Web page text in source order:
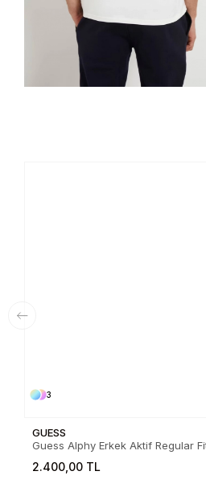
3
GUESS
Guess Alphy Erkek Aktif Regular
2.400,00 TL